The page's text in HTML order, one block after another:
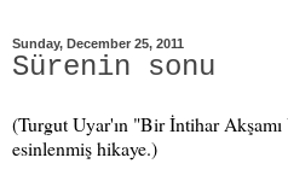
Sunday, December 25, 2011
Sürenin sonu
(Turgut Uyar'ın "Bir İntihar
esinlenmiş hikaye.)